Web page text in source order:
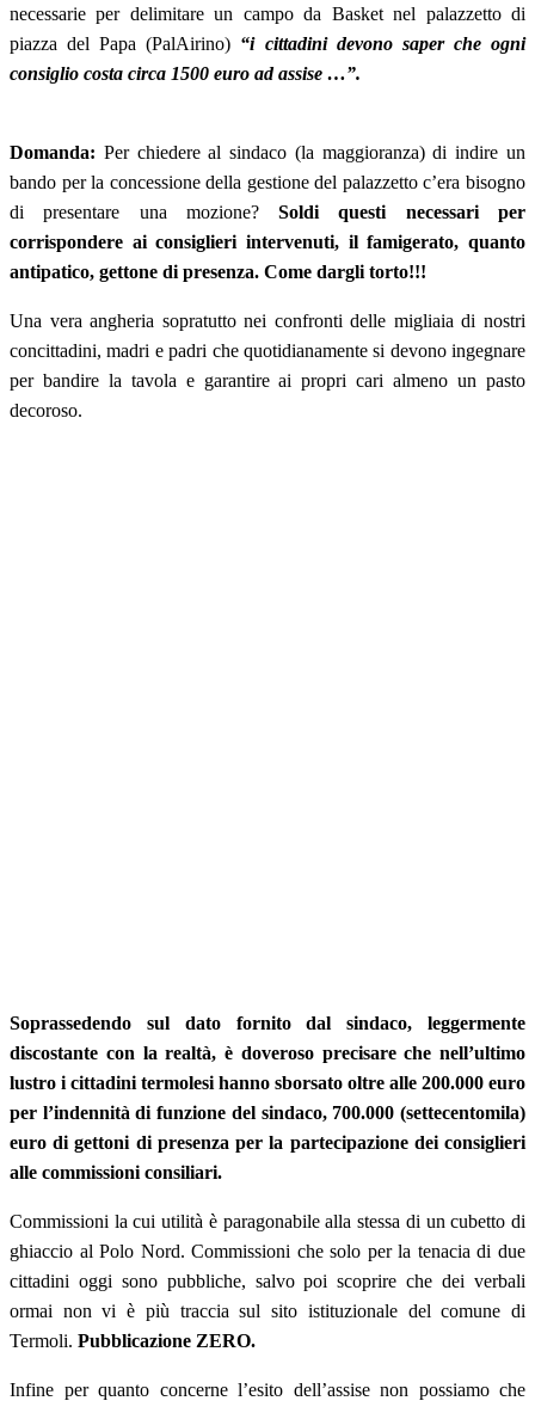
necessarie per delimitare un campo da Basket nel palazzetto di
piazza del Papa (PalAirino) “i cittadini devono saper che ogni
consiglio costa circa 1500 euro ad assise …”.
Domanda: Per chiedere al sindaco (la maggioranza) di indire un
bando per la concessione della gestione del palazzetto c’era bisogno
di presentare una mozione?Soldi questi necessari per
corrispondere ai consiglieri intervenuti, il famigerato, quanto
antipatico, gettone di presenza. Come dargli torto!!!
Una vera angheria sopratutto nei confronti delle migliaia di nostri
concittadini, madri e padri che quotidianamente si devono ingegnare
per bandire la tavola e garantire ai propri cari almeno un pasto
decoroso.
Soprassedendo sul dato fornito dal sindaco, leggermente
discostante con la realtà, è doveroso precisare che nell’ultimo
lustro i cittadini termolesi hanno sborsato oltre alle 200.000 euro
per l’indennità di funzione del sindaco, 700.000 (settecentomila)
euro di gettoni di presenza per la partecipazione dei consiglieri
alle commissioni consiliari.
Commissioni la cui utilità è paragonabile alla stessa di un cubetto di
ghiaccio al Polo Nord. Commissioni che solo per la tenacia di due
cittadini oggi sono pubbliche, salvo poi scoprire che dei verbali
ormai non vi è più traccia sul sito istituzionale del comune di
Termoli. Pubblicazione ZERO.
Infine per quanto concerne l’esito dell’assise non possiamo che